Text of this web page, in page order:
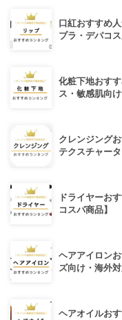
口紅おすすめ
プラ・デパコ
化粧下地おす
ス・敏感肌向
クレンジング
テクスチャー
ドライヤーお
コスパ商品】
ヘアアイロン
ズ向け・海外
ヘアオイルお